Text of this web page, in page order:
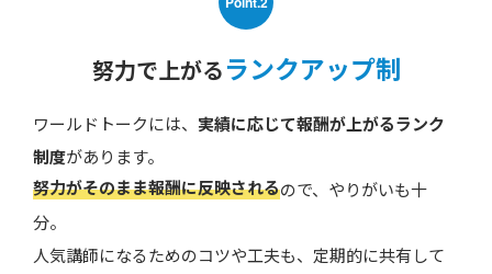
努力で上がるランクアップ制
ワールドトークには、 実績に応じて報酬が上がるランク
制度があります。
努力がそのまま報酬に反映されるので、やりがいも十
分。
人気講師になるためのコツや工夫も、定期的に共有して